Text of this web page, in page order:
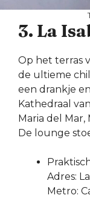
3. La
Op het terras
de ultieme
een drankje
Kathedraal
Maria del
De lounge
Adres:
Metro: